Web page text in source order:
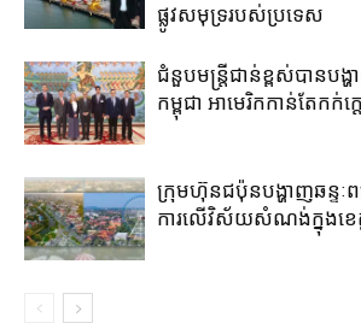
ផ្លូវ​សមុទ្រ​របស់​ប្រទេស​
ជំនួបមន្រ្តីជាន់ខ្ពស់បានបង្
កម្ពុជា អាមេរិកកាន់តែកក់ក្
ក្រុមហ៊ុន​ជប៉ុន​បង្ហាញ​ឆន្ទៈ​
ការ​លើ​វិស័យ​សំណង់​ក្នុង​ខេ